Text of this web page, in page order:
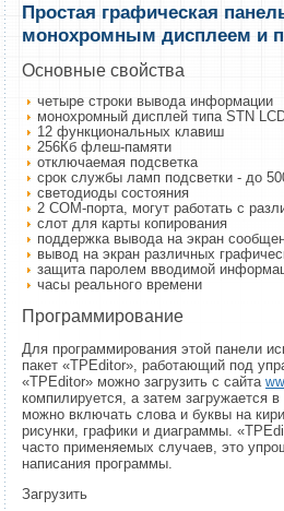
Простая графическая
монохромным дисплеем и
Основные свойства
четыре строки вывода информации
монохромный дисплей типа STN
12 функциональных клавиш
256Кб флеш-памяти
отключаемая подсветка
срок службы ламп подсветки - до
светодиоды состояния
2 СОМ-порта, могут работать с
слот для карты копирования
поддержка вывода на экран
вывод на экран различных
защита паролем вводимой
часы реального времени
Программирование
Для программирования этой панели
пакет «TPEditor», работающий под
«TPEditor» можно загрузить с сайта
компилируется, а затем
можно включать слова и буквы на
рисунки, графики и диаграммы.
часто применяемых случаев, это
написания программы.
Загрузить